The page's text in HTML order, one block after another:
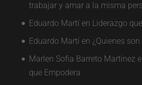
trabajar y amar a la misma
Eduardo Martí en Liderazgo
Eduardo Martí en ¿Quienes son
Marlen Sofia Barreto Martínez
que Empodera